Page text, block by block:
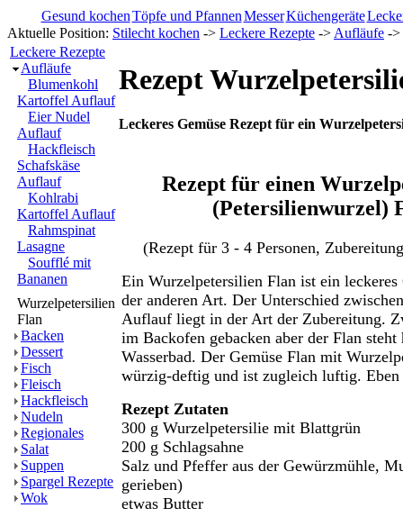
Gesund kochenTöpfe und PfannenMesserKüchengeräte
Aktuelle Position: Stilecht kochen -> Leckere Rezepte -> Aufläufe ->
Leckere Rezepte
Aufläufe
Blumenkohl
Kartoffel Auflauf
Eier Nudel
Auflauf
Hackfleisch
Schafskäse
Auflauf
Kohlrabi
Kartoffel Auflauf
Rahmspinat
Lasagne
Soufflé mit
Bananen
Wurzelpetersilien
Flan
Backen
Dessert
Fisch
Fleisch
Hackfleisch
Nudeln
Regionales
Salat
Suppen
Spargel Rezepte
Wok
Rezept
Leckeres Gemüse Rezept für ein
Rezept für einen
(Petersilienwurzel)
(Rezept für 3 - 4 Personen,
Ein Wurzelpetersilien Flan ist ein leckeres
der anderen Art. Der Unterschied
Auflauf liegt in der Art der Zubereitung.
im Backofen gebacken aber der Flan
Wasserbad. Der Gemüse Flan mit
würzig-deftig und ist zugleich luftig.
Rezept Zutaten
300 g Wurzelpetersilie mit Blattgrün
200 g Schlagsahne
Salz und Pfeffer aus der Gewürzmühle,
gerieben)
etwas Butter